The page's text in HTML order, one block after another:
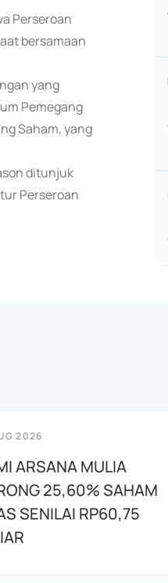
Perseroan
bersamaan
yang
Pemegang
Saham, yang
ditunjuk
Perseroan
2026
ARSANA MULIA
25,60% SAHAM
SENILAI RP60,75